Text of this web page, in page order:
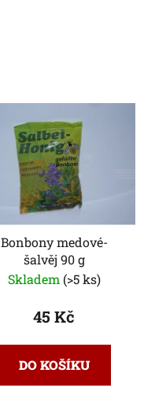
Bonbony medové-
šalvěj 90 g
Skladem (>5 ks)
45 Kč
DO KOŠÍKU